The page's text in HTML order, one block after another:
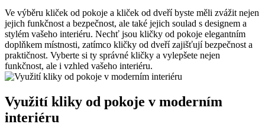
Ve výběru kliček od pokoje ​a ⁣kliček⁢ od dveří byste měli​ zvážit nejen
jejich funkčnost a bezpečnost, ale také jejich soulad​ s designem a
stylém vašeho interiéru. ⁢Nechť jsou kličky od pokoje elegantním
doplňkem⁢ místnosti, zatímco ⁢kličky od dveří zajišťují bezpečnost a
praktičnost. Vyberte si⁢ ty správné kličky a vylepšete nejen
funkčnost, ale i vzhled‍ vašeho interiéru.
Využití‍ kliky od⁢ pokoje v moderním
interiéru